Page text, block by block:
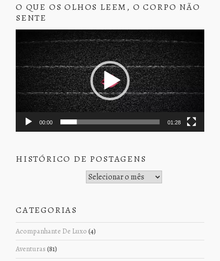
O QUE OS OLHOS LEEM, O CORPO NÃO
SENTE
de
vídeo
00:00 01:28
HISTÓRICO DE POSTAGENS
CATEGORIAS
Acompanhante De Luxo (4)
Aventuras (81)